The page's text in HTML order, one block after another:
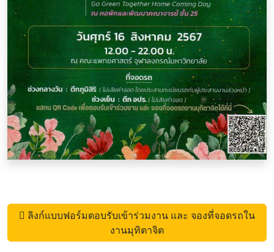
ลิงก์แบบฟอร์มตอบรับเข้าร่วมงาน และ จองที่จอดรถใน
งานมุทิตาจิต